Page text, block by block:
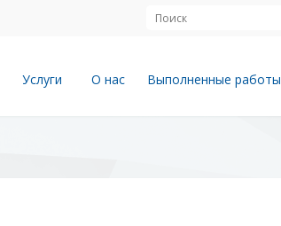
Услуги О нас Выполненные работы